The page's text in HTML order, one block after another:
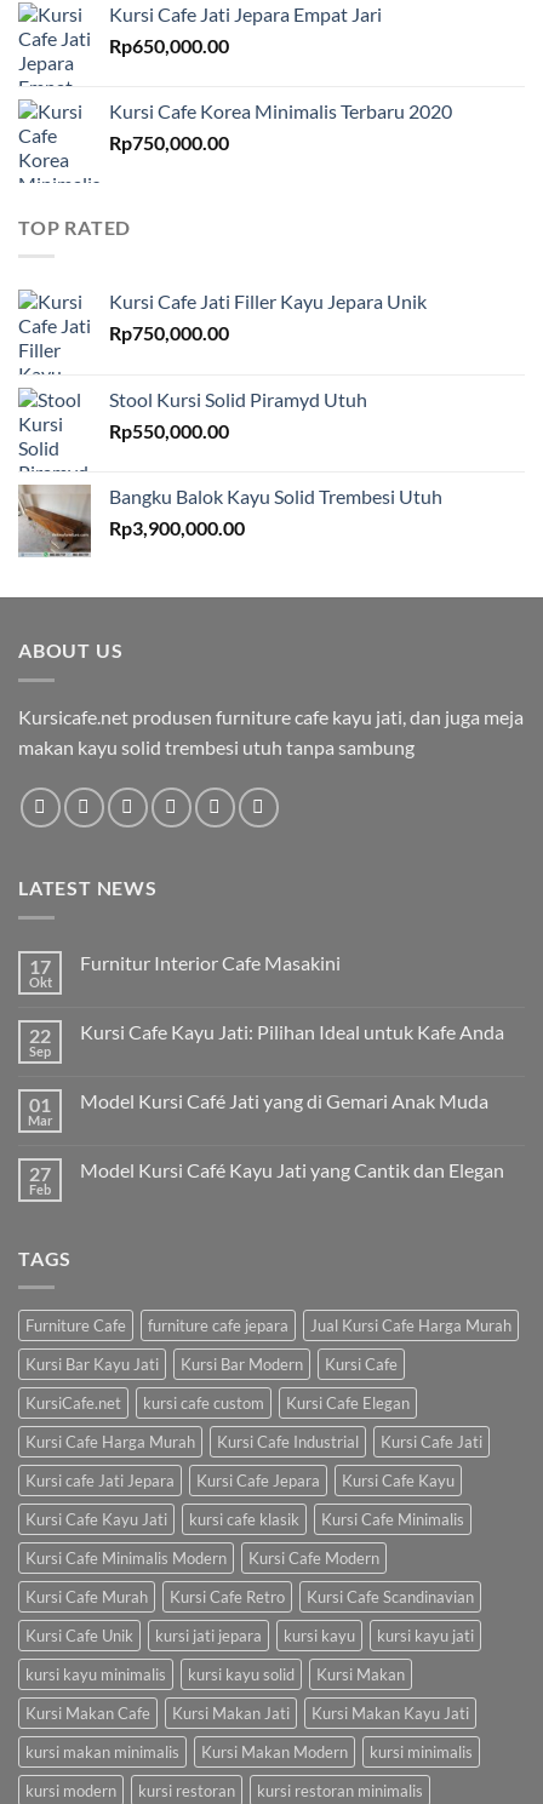
Kursi Cafe Jati Jepara Empat Jari
Rp650,000.00
Kursi Cafe Korea Minimalis Terbaru 2020
Rp750,000.00
TOP RATED
Kursi Cafe Jati Filler Kayu Jepara Unik
Rp750,000.00
Stool Kursi Solid Piramyd Utuh
Rp550,000.00
Bangku Balok Kayu Solid Trembesi Utuh
Rp3,900,000.00
ABOUT US
Kursicafe.net produsen furniture cafe kayu jati, dan juga meja
makan kayu solid trembesi utuh tanpa sambung
LATEST NEWS
17
Okt
Furnitur Interior Cafe Masakini
22
Sep
Kursi Cafe Kayu Jati: Pilihan Ideal untuk Kafe Anda
01
Mar
Model Kursi Café Jati yang di Gemari Anak Muda
27
Feb
Model Kursi Café Kayu Jati yang Cantik dan Elegan
TAGS
Furniture Cafe furniture cafe jepara
Jual Kursi Cafe Harga Murah
Kursi Bar Kayu Jati
Kursi Bar Modern
Kursi Cafe
KursiCafe.net
kursi cafe custom
Kursi Cafe Elegan
Kursi Cafe Harga Murah
Kursi Cafe Industrial
Kursi Cafe Jati
Kursi cafe Jati Jepara
Kursi Cafe Jepara
Kursi Cafe Kayu
Kursi Cafe Kayu Jati
kursi cafe klasik
Kursi Cafe Minimalis
Kursi Cafe Minimalis Modern
Kursi Cafe Modern
Kursi Cafe Murah
Kursi Cafe Retro
Kursi Cafe Scandinavian
Kursi Cafe Unik
kursi jati jepara kursi kayu
kursi kayu jati
kursi kayu minimalis
kursi kayu solid
Kursi Makan
Kursi Makan Cafe
Kursi Makan Jati
Kursi Makan Kayu Jati
kursi makan minimalis
Kursi Makan Modern
kursi minimalis
kursi modern
kursi restoran kursi restoran minimalis